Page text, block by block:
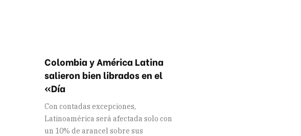
Colombia y América Latina
salieron bien librados en el
«Día
Con contadas excepciones,
Latinoamérica será afectada solo con
un 10% de arancel sobre sus